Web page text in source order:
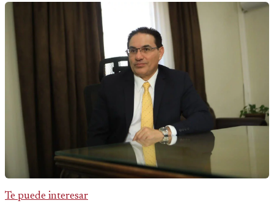
Te puede interesar